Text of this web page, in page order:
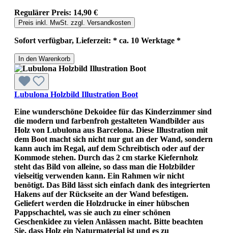
Regulärer Preis: 14,90 €
Preis inkl. MwSt. zzgl. Versandkosten
Sofort verfügbar, Lieferzeit: * ca. 10 Werktage *
In den Warenkorb
Lubulona Holzbild Illustration Boot
Eine wunderschöne Dekoidee für das Kinderzimmer sind
die modern und farbenfroh gestalteten Wandbilder aus
Holz von Lubulona aus Barcelona. Diese Illustration mit
dem Boot macht sich nicht nur gut an der Wand, sondern
kann auch im Regal, auf dem Schreibtisch oder auf der
Kommode stehen. Durch das 2 cm starke Kiefernholz
steht das Bild von alleine, so dass man die Holzbilder
vielseitig verwenden kann. Ein Rahmen wir nicht
benötigt. Das Bild lässt sich einfach dank des integrierten
Hakens auf der Rückseite an der Wand befestigen.
Geliefert werden die Holzdrucke in einer hübschen
Pappschachtel, was sie auch zu einer schönen
Geschenkidee zu vielen Anlässen macht. Bitte beachten
Sie, dass Holz ein Naturmaterial ist und es zu